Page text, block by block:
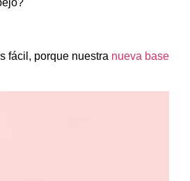
fácil, porque nuestra nueva base